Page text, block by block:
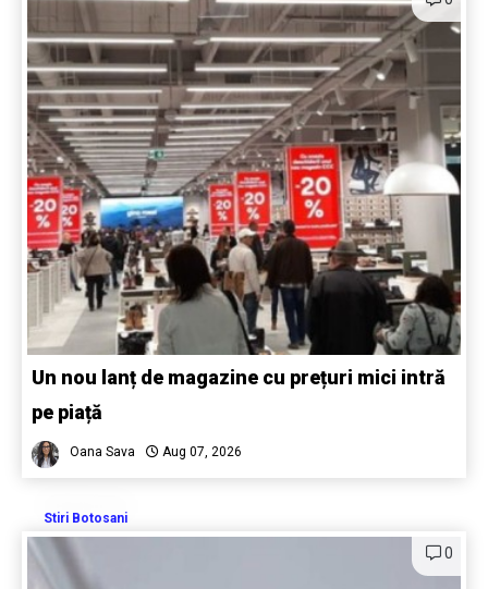
Un nou lanț de magazine cu prețuri mici intră
pe piață
Oana Sava Aug 07, 2026
Stiri Botosani
0